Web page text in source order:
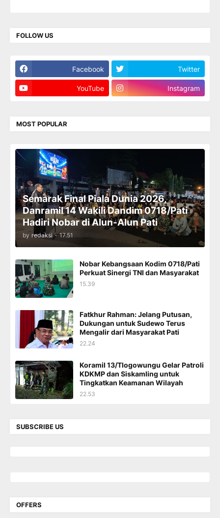
FOLLOW US
Facebook Twitter
YouTube Instagram
MOST POPULAR
Semarak Final Piala Dunia 2026,
Danramil 14 Wakili Dandim 0718/Pati
Hadiri Nobar di Alun-Alun Pati
by redaksi - 17.51
Nobar Kebangsaan Kodim 0718/Pati
Perkuat Sinergi TNI dan Masyarakat
15.39
Fatkhur Rahman: Jelang Putusan,
Dukungan untuk Sudewo Terus
Mengalir dari Masyarakat Pati
22.24
Koramil 13/Tlogowungu Gelar Patroli
KDKMP dan Siskamling untuk
Tingkatkan Keamanan Wilayah
22.53
SUBSCRIBE US
OFFERS